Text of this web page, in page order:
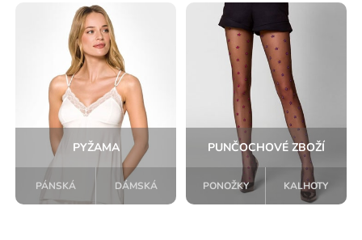
PYŽAMA
PÁNSKÁ DÁMSKÁ
PUNČOCHOVÉ ZBOŽÍ
PONOŽKY KALHOTY